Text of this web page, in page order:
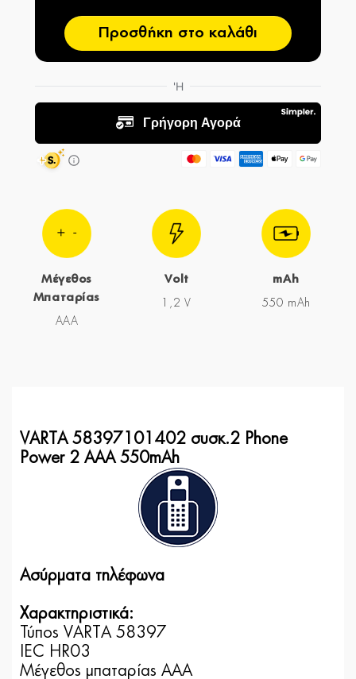
Προσθήκη στο καλάθι
Μέγεθος
Μπαταρίας
AAA
Volt
1,2 V
mAh
550 mAh
VARTA 58397101402 συσκ.2 Phone
Power 2 AAA 550mAh
Ασύρματα τηλέφωνα
Χαρακτηριστικά:
Τύπος VARTA 58397
IEC HR03
Μέγεθος μπαταρίας AAA